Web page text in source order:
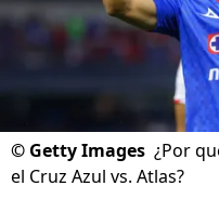
© Getty Images ¿Por
el Cruz Azul vs. Atlas?